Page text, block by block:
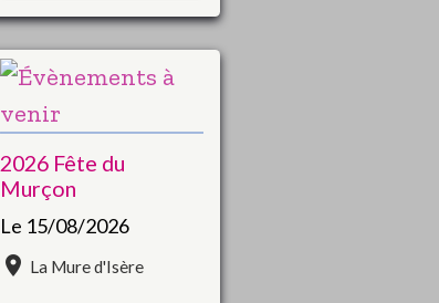
2026 Fête du
Murçon
Le 15/08/2026
La Mure d'Isère